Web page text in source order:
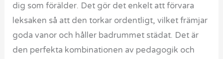
dig som förälder. Det gör det enkelt att förvara
leksaken så att den torkar ordentligt, vilket främjar
goda vanor och håller badrummet städat. Det är
den perfekta kombinationen av pedagogik och